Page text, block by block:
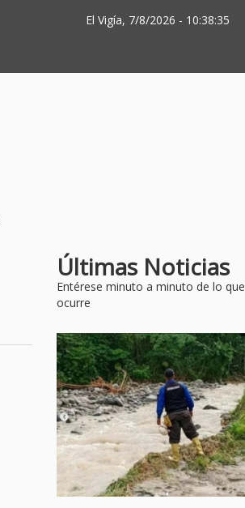
El Vigía, 7/8/2026 - 10:38:35
Últimas Noticias
Entérese minuto a minuto de lo que
ocurre